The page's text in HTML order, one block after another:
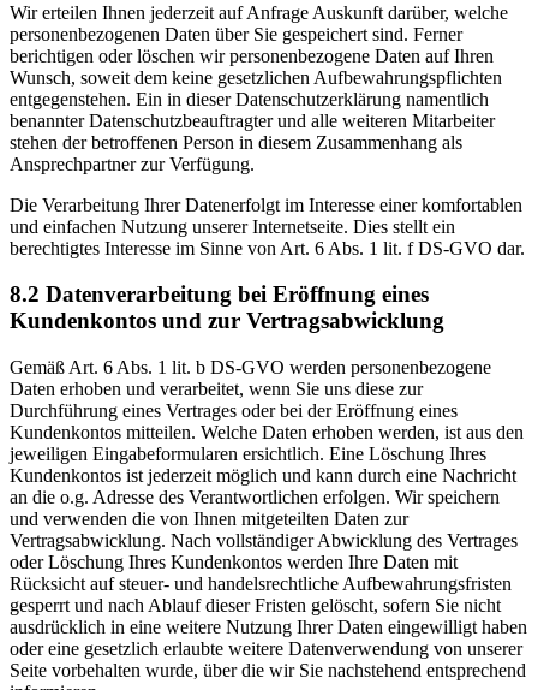
Wir erteilen Ihnen jederzeit auf Anfrage Auskunft darüber, welche
personenbezogenen Daten über Sie gespeichert sind. Ferner
berichtigen oder löschen wir personenbezogene Daten auf Ihren
Wunsch, soweit dem keine gesetzlichen Aufbewahrungspflichten
entgegenstehen. Ein in dieser Datenschutzerklärung namentlich
benannter Datenschutzbeauftragter und alle weiteren Mitarbeiter
stehen der betroffenen Person in diesem Zusammenhang als
Ansprechpartner zur Verfügung.
Die Verarbeitung Ihrer Datenerfolgt im Interesse einer komfortablen
und einfachen Nutzung unserer Internetseite. Dies stellt ein
berechtigtes Interesse im Sinne von Art. 6 Abs. 1 lit. f DS-GVO dar.
8.2 Datenverarbeitung bei Eröffnung eines
Kundenkontos und zur Vertragsabwicklung
Gemäß Art. 6 Abs. 1 lit. b DS-GVO werden personenbezogene
Daten erhoben und verarbeitet, wenn Sie uns diese zur
Durchführung eines Vertrages oder bei der Eröffnung eines
Kundenkontos mitteilen. Welche Daten erhoben werden, ist aus den
jeweiligen Eingabeformularen ersichtlich. Eine Löschung Ihres
Kundenkontos ist jederzeit möglich und kann durch eine Nachricht
an die o.g. Adresse des Verantwortlichen erfolgen. Wir speichern
und verwenden die von Ihnen mitgeteilten Daten zur
Vertragsabwicklung. Nach vollständiger Abwicklung des Vertrages
oder Löschung Ihres Kundenkontos werden Ihre Daten mit
Rücksicht auf steuer- und handelsrechtliche Aufbewahrungsfristen
gesperrt und nach Ablauf dieser Fristen gelöscht, sofern Sie nicht
ausdrücklich in eine weitere Nutzung Ihrer Daten eingewilligt haben
oder eine gesetzlich erlaubte weitere Datenverwendung von unserer
Seite vorbehalten wurde, über die wir Sie nachstehend entsprechend